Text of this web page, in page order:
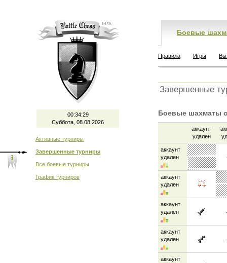
00:34:29
Суббота, 08.08.2026
Активные турниры
Завершенные турниры
Все боевые турниры
График турниров
Боевые
Правила Игры
Завершенные
Боевые шахматы
аккаунт
удален
аккаунт
удален
аккаунт
удален
аккаунт
удален
аккаунт
удален
аккаунт